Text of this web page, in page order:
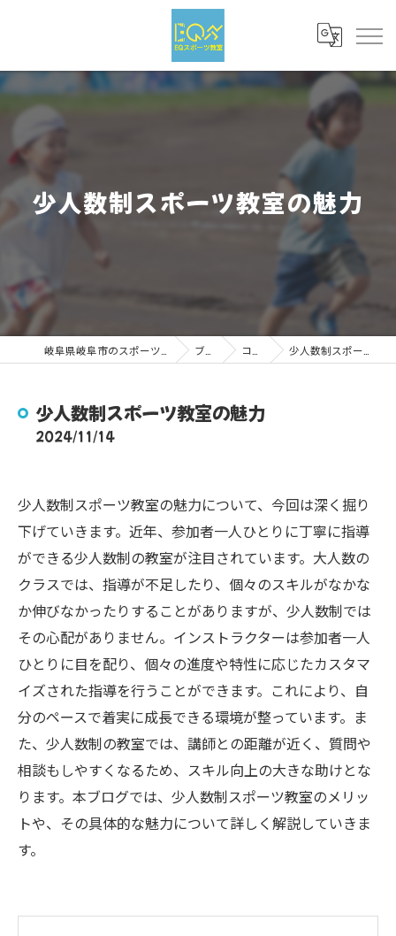
少人数制スポーツ教室の魅力
ブログ コラム 少人数制スポーツ教室の魅力
少人数制スポーツ教室の魅力
2024/11/14
少人数制スポーツ教室の魅力について、今回は深く掘り
下げていきます。近年、参加者一人ひとりに丁寧に指導
ができる少人数制の教室が注目されています。大人数の
クラスでは、指導が不足したり、個々のスキルがなかな
か伸びなかったりすることがありますが、少人数制では
その心配がありません。インストラクターは参加者一人
ひとりに目を配り、個々の進度や特性に応じたカスタマ
イズされた指導を行うことができます。これにより、自
分のペースで着実に成長できる環境が整っています。ま
た、少人数制の教室では、講師との距離が近く、質問や
相談もしやすくなるため、スキル向上の大きな助けとな
ります。本ブログでは、少人数制スポーツ教室のメリッ
トや、その具体的な魅力について詳しく解説していきま
す。